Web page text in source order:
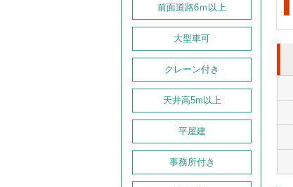
前面道路6ｍ以上
大型車可
クレーン付き
天井高5m以上
平屋建
事務所付き